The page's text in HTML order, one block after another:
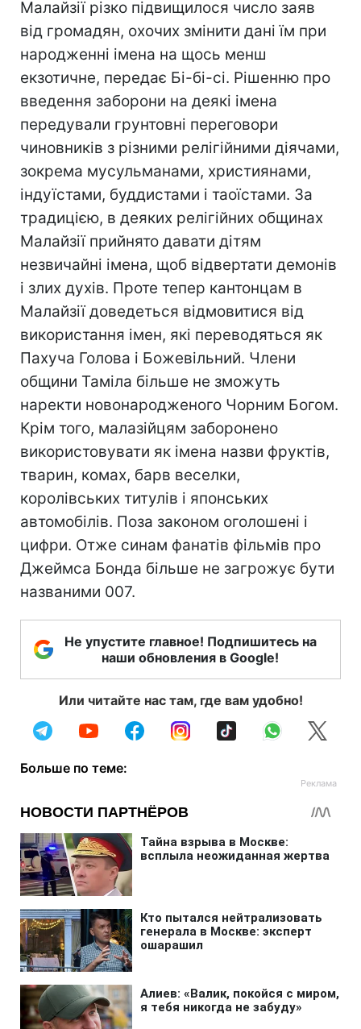
Малайзії різко підвищилося число заяв
від громадян, охочих змінити дані їм при
народженні імена на щось менш
екзотичне, передає Бі-бі-сі. Рішенню про
введення заборони на деякі імена
передували грунтовні переговори
чиновників з різними релігійними діячами,
зокрема мусульманами, християнами,
індуїстами, буддистами і таоїстами. За
традицією, в деяких релігійних общинах
Малайзії прийнято давати дітям
незвичайні імена, щоб відвертати демонів
і злих духів. Проте тепер кантонцам в
Малайзії доведеться відмовитися від
використання імен, які переводяться як
Пахуча Голова і Божевільний. Члени
общини Таміла більше не зможуть
наректи новонародженого Чорним Богом.
Крім того, малазійцям заборонено
використовувати як імена назви фруктів,
тварин, комах, барв веселки,
королівських титулів і японських
автомобілів. Поза законом оголошені і
цифри. Отже синам фанатів фільмів про
Джеймса Бонда більше не загрожує бути
названими 007.
Не упустите главное! Подпишитесь на
наши обновления в Google!
Или читайте нас там, где вам удобно!
Больше по теме: